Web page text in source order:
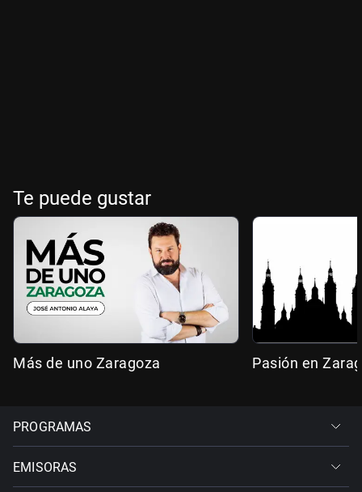
Te puede gustar
Más de uno Zaragoza Pasión en
PROGRAMAS
EMISORAS